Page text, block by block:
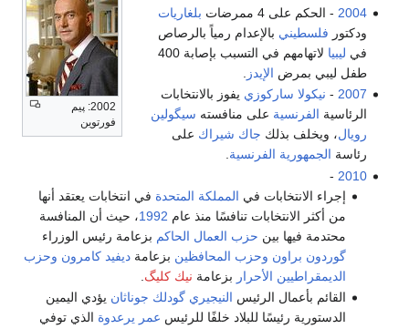
2002: پيم
فورتوين
2004 - الحكم على 4 ممرضات
بلغاريات
ودكتور فلسطيني بالإعدام رمياً بالرصاص
في ليبيا
لاتهامهم في التسبب بإصابة 400
طفل ليبي بمرض الإيدز
2007
- نيكولا ساركوزي يفوز بالانتخابات
الرئاسية الفرنسية على منافسته سيگولين
رويال، ويخلف بذلك جاك شيراك على
رئاسة الجمهورية الفرنسية.
2010
-
إجراء الانتخابات في المملكة المتحدة في انتخابات يعتقد أنها
من أكثر الانتخابات تنافسًا منذ عام 1992، حيث أن المنافسة
محتدمة فيها بين حزب العمال الحاكم بزعامة رئيس الوزراء
گوردون براون وحزب المحافظين بزعامة ديفيد كامرون وحزب
الديمقراطيين الأحرار بزعامة نيك كليگ
القائم بأعمال الرئيس النيجيري گودلك جوناثان يؤدي اليمين
الدستورية رئيسًا للبلاد خلفًا للرئيس عمر يرعدوة الذي توفي